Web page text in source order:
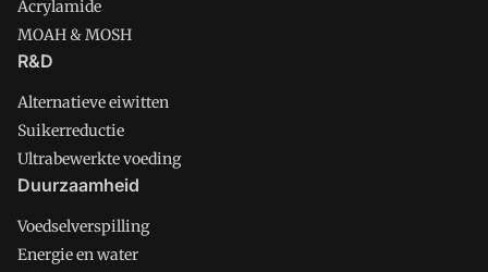
Acrylamide
MOAH & MOSH
R&D
Alternatieve eiwitten
Suikerreductie
Ultrabewerkte voeding
Duurzaamheid
Voedselverspilling
Energie en water